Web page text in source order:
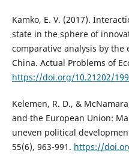
Kamko, E. V. (2017).
state in the sphere of
comparative analysis by the
China. Actual Problems of
https://doi.org/10.21202/
Kelemen, R. D., &
and the European Union:
uneven political
55(6), 963-991. https://